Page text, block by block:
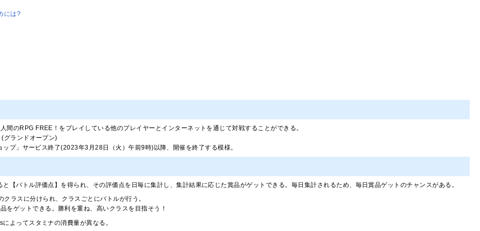
には?
間のRPG FREE！をプレイしている他のプレイヤーとインターネットを通じて対戦することができる。
グランドオープン)
プ」サービス終了(2023年3月28日（火）午前9時)以降、開催を終了する模様。
【バトル評価点】を得られ、その評価点を日毎に集計し、集計結果に応じた賞品がゲットできる。毎日集計されるため、毎日賞品ゲットのチャンスがある。
ラスに分けられ、クラスごとにバトルが行う。
をゲットできる。勝利を重ね、高いクラスを目指そう！
よってスタミナの消費量が異なる。